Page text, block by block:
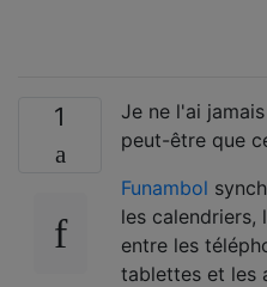
1
Je ne l'ai
peut-être que
Funambol
les calendriers,
entre les
tablettes et les